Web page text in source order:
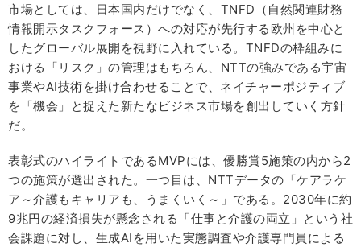
市場としては、日本国内だけでなく、TNFD（自然関連財務
情報開示タスクフォース）への対応が先行する欧州を中心と
したグローバル展開を視野に入れている。TNFDの枠組みに
おける「リスク」の管理はもちろん、NTTの強みである宇宙
事業やAI技術を掛け合わせることで、ネイチャーポジティブ
を「機会」と捉えた新たなビジネス市場を創出していく方針
だ。
表彰式のハイライトであるMVPには、優勝賞5施策の内から2
つの施策が選出された。一つ目は、NTTデータの「ケアラケ
ア～介護もキャリアも、うまくいく～」である。2030年に約
9兆円の経済損失が懸念される「仕事と介護の両立」という社
会課題に対し、生成AIを用いた実態調査や介護専門員による